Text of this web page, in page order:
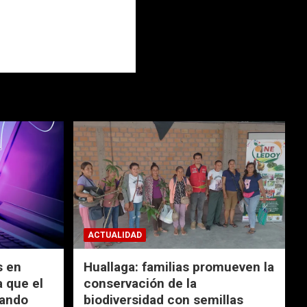
en
que el
ACTUALIDAD
Huallaga: familias promueven la
conservación de la
biodiversidad con semillas